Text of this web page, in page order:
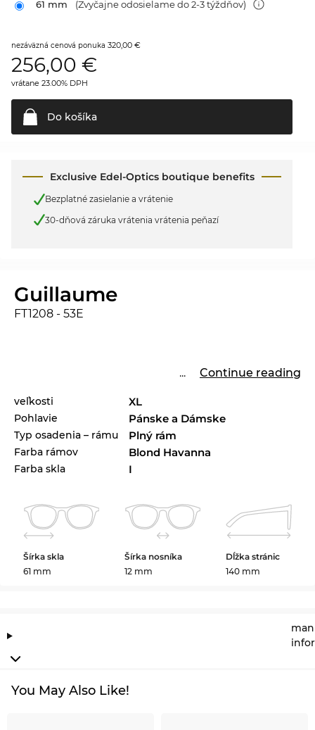
61 mm (Zvyčajne odosielame do 2-3 týždňov)
nezáväzná cenová ponuka 320,00 €
256,00 €
vrátane 23.00% DPH
Do košíka
Exclusive Edel-Optics boutique benefits
Bezplatné zasielanie a vrátenie
30-dňová záruka vrátenia vrátenia peňazí
Guillaume
FT1208 - 53E
... Continue reading
veľkosti XL
Pohlavie Pánske a Dámske
Typ osadenia – rámu Plný rám
Farba rámov Blond Havanna
Farba skla I
Šírka skla
61 mm
Šírka nosníka
12 mm
Dĺžka stránic
140 mm
You May Also Like!